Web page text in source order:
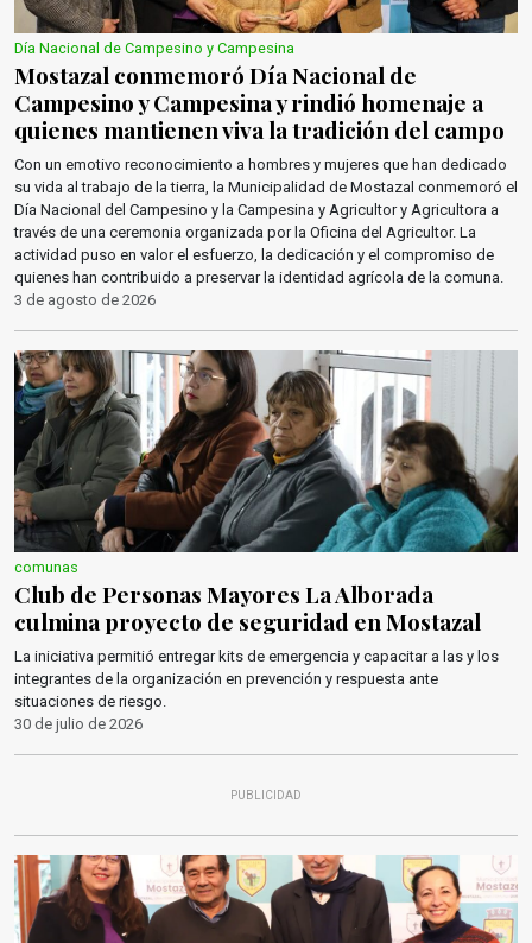
Día Nacional de Campesino y Campesina
Mostazal conmemoró Día Nacional de
Campesino y Campesina y rindió homenaje a
quienes mantienen viva la tradición del campo
Con un emotivo reconocimiento a hombres y mujeres que han dedicado
su vida al trabajo de la tierra, la Municipalidad de Mostazal conmemoró el
Día Nacional del Campesino y la Campesina y Agricultor y Agricultora a
través de una ceremonia organizada por la Oficina del Agricultor. La
actividad puso en valor el esfuerzo, la dedicación y el compromiso de
quienes han contribuido a preservar la identidad agrícola de la comuna.
3 de agosto de 2026
comunas
Club de Personas Mayores La Alborada
culmina proyecto de seguridad en Mostazal
La iniciativa permitió entregar kits de emergencia y capacitar a las y los
integrantes de la organización en prevención y respuesta ante
situaciones de riesgo.
30 de julio de 2026
PUBLICIDAD